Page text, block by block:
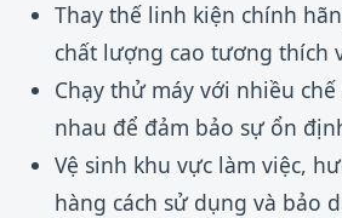
Thay thế linh kiện chính
chất lượng cao tương thích
Chạy thử máy với nhiều
nhau để đảm bảo sự ổn
Vệ sinh khu vực làm việc,
hàng cách sử dụng và bảo